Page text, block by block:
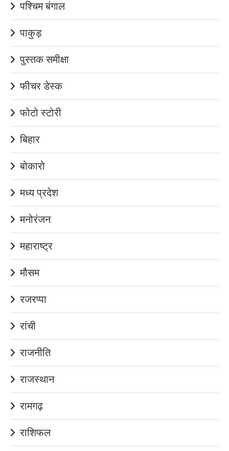
पश्चिम बंगाल
पाकुड़
पुस्तक समीक्षा
फीचर डेस्क
फोटो स्टोरी
बिहार
बोकारो
मध्य प्रदेश
मनोरंजन
महाराष्ट्र
मौसम
रजरप्पा
रांची
राजनीति
राजस्थान
रामगढ़
राशिफल